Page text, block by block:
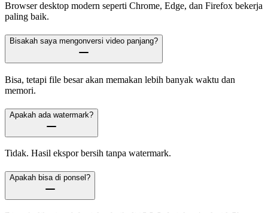
Browser desktop modern seperti Chrome, Edge, dan Firefox bekerja
paling baik.
Bisakah saya mengonversi video panjang?
Bisa, tetapi file besar akan memakan lebih banyak waktu dan
memori.
Apakah ada watermark?
Tidak. Hasil ekspor bersih tanpa watermark.
Apakah bisa di ponsel?